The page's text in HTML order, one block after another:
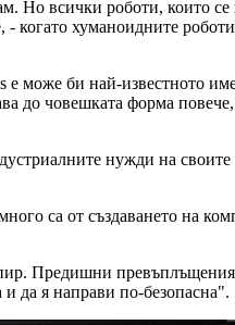
Но всички роботи, които
хуманоидните роботи
е може би най-известното
до човешката форма повече,
нужди на своите
са от създаването на
Предишни
да я направи по-безопасна".